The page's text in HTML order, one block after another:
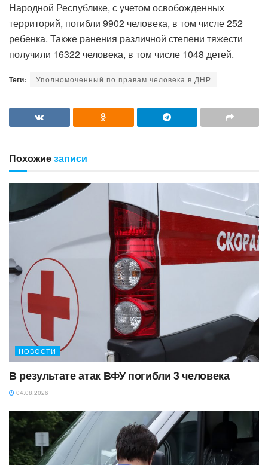
Народной Республике, с учетом освобожденных
территорий, погибли 9902 человека, в том числе 252
ребенка. Также ранения различной степени тяжести
получили 16322 человека, в том числе 1048 детей.
Теги: Уполномоченный по правам человека в ДНР
Похожиезаписи
НОВОСТИ
В результате атак ВФУ погибли 3 человека
04.08.2026